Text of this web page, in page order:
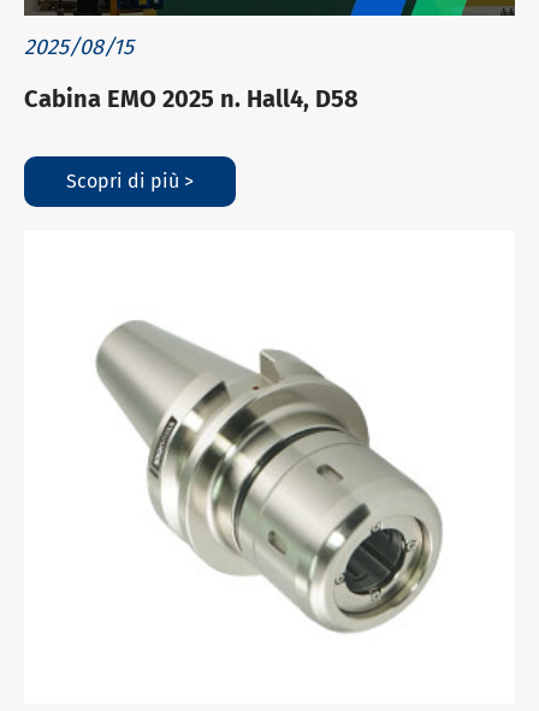
2025/08/15
Cabina EMO 2025 n. Hall4, D58
Scopri di più >